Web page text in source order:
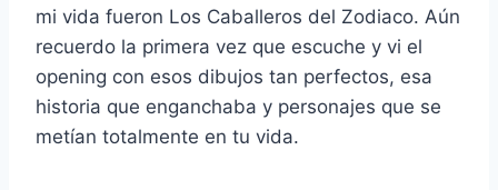
mi vida fueron Los Caballeros del Zodiaco. Aún
recuerdo la primera vez que escuche y vi el
opening con esos dibujos tan perfectos, esa
historia que enganchaba y personajes que se
metían totalmente en tu vida.